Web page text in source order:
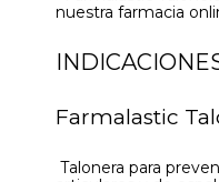
nuestra farmacia
Farmalastic
Talonera para